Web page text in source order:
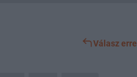
Válasz erre